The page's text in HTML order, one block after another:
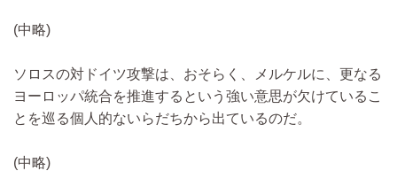
(中略)
ソロスの対ドイツ攻撃は、おそらく、メルケルに、更なる
ヨーロッパ統合を推進するという強い意思が欠けているこ
とを巡る個人的ないらだちから出ているのだ。
(中略)